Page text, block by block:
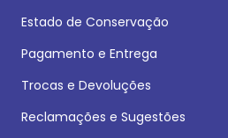
Estado de Conservação
Pagamento e Entrega
Trocas e Devoluções
Reclamações e Sugestões